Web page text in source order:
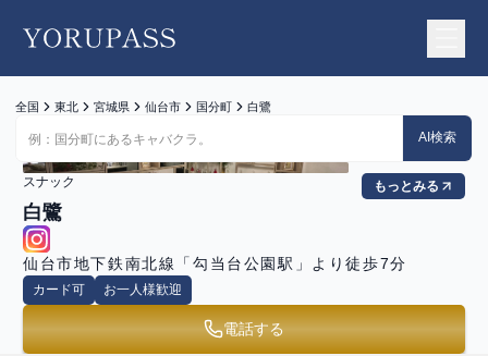
YORUPASS
全国 東北 宮城県 仙台市 国分町 白鷺
AI検索
スナック もっとみる
白鷺
仙台市地下鉄南北線「勾当台公園駅」より徒歩7分
カード可 お一人様歓迎
電話する